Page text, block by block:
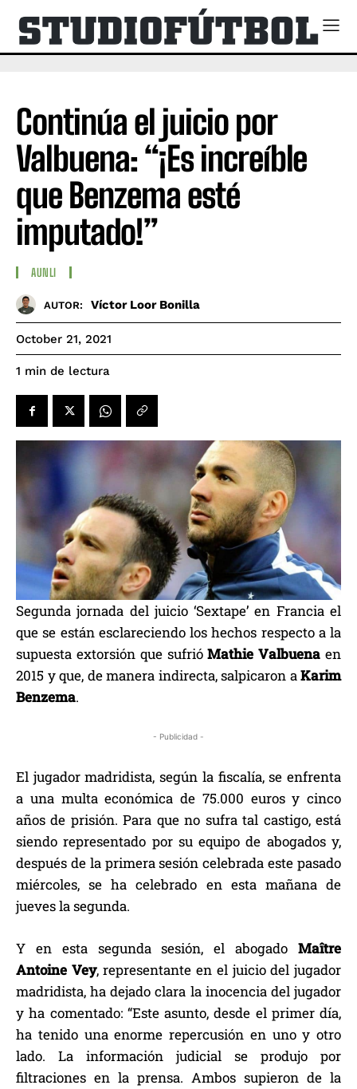
Continúa el juicio por
Valbuena: “¡Es increíble
que Benzema esté
imputado!”
AUNLI
AUTOR: Víctor Loor Bonilla
October 21, 2021
1 min de lectura
Segunda jornada del juicio ‘Sextape’ en Francia el
que se están esclareciendo los hechos respecto a la
supuesta extorsión que sufrióMathie Valbuena en
2015 y que, de manera indirecta, salpicaron aKarim
Benzema.
- Publicidad -
El jugador madridista, según la fiscalía, se enfrenta
a una multa económica de 75.000 euros y cinco
años de prisión. Para que no sufra tal castigo, está
siendo representado por su equipo de abogados y,
después de la primera sesión celebrada este pasado
miércoles, se ha celebrado en esta mañana de
jueves la segunda.
Y en esta segunda sesión, el abogado Maître
Antoine Vey, representante en el juicio del jugador
madridista, ha dejado clara la inocencia del jugador
y ha comentado: “Este asunto, desde el primer día,
ha tenido una enorme repercusión en uno y otro
lado. La información judicial se produjo por
filtraciones en la prensa. Ambos supieron de la